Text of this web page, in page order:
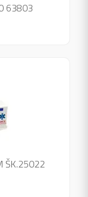
63803
ŠK.25022